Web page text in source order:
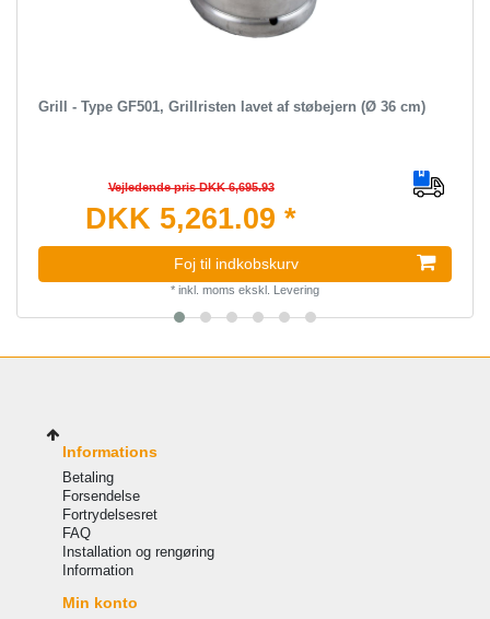
Grill - Type GF501, Grillristen lavet af støbejern (Ø 36 cm)
Vejledende pris DKK 6,695.93
DKK 5,261.09 *
Foj til indkobskurv
* inkl. moms ekskl. Levering
Informations
Betaling
Forsendelse
Fortrydelsesret
FAQ
Installation og rengøring
Information
Min konto